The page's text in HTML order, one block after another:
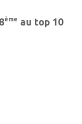
8ème au top 10